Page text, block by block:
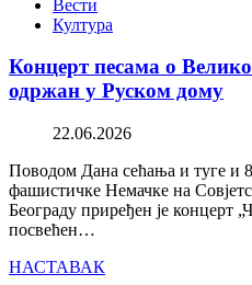
Вести
Култура
Концерт песама о
одржан у Руском дому
22.06.2026
Поводом Дана сећања и туге и
фашистичке Немачке на
Београду приређен је концерт
посвећен…
НАСТАВАК